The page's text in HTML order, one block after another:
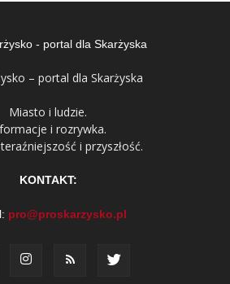
– portal dla Skarżyska
Miasto i ludzie.
i rozrywka.
i przyszłość.
KONTAKT:
pro@proskarzysko.pl